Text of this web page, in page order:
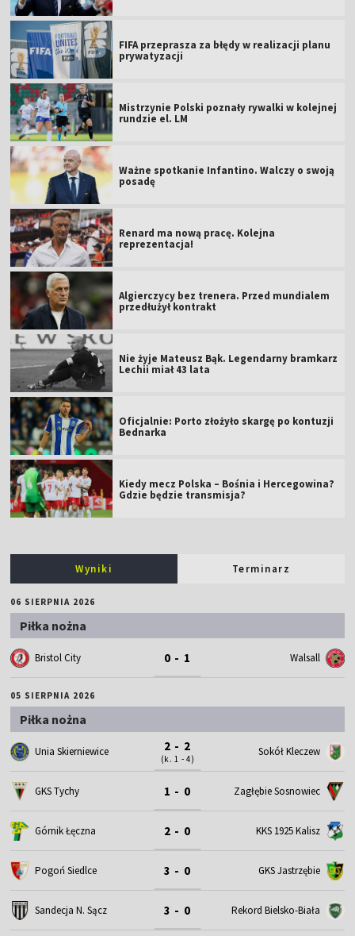
FIFA przeprasza za błędy w realizacji planu
prywatyzacji
Mistrzynie Polski poznały rywalki w kolejnej
rundzie el. LM
Ważne spotkanie Infantino. Walczy o swoją
posadę
Renard ma nową pracę. Kolejna
reprezentacja!
Algierczycy bez trenera. Przed mundialem
przedłużył kontrakt
Nie żyje Mateusz Bąk. Legendarny bramkarz
Lechii miał 43 lata
Oficjalnie: Porto złożyło skargę po kontuzji
Bednarka
Kiedy mecz Polska – Bośnia i Hercegowina?
Gdzie będzie transmisja?
Wyniki Terminarz
06 SIERPNIA 2026
Piłka nożna
Bristol City 0 - 1 Walsall
05 SIERPNIA 2026
Piłka nożna
Unia Skierniewice 2 - 2
(k. 1 - 4)
Sokół Kleczew
GKS Tychy 1 - 0 Zagłębie Sosnowiec
Górnik Łęczna 2 - 0 KKS 1925 Kalisz
Pogoń Siedlce 3 - 0 GKS Jastrzębie
Sandecja N. Sącz 3 - 0 Rekord Bielsko-Biała